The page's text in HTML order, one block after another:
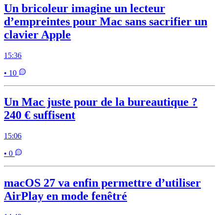
Un bricoleur imagine un lecteur
d’empreintes pour Mac sans sacrifier un
clavier Apple
15:36
• 10
Un Mac juste pour de la bureautique ?
240 € suffisent
15:06
• 0
macOS 27 va enfin permettre d’utiliser
AirPlay en mode fenêtré